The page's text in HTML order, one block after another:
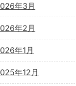
年3月
年2月
年1月
年12月